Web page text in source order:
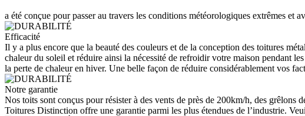
a été conçue pour passer au travers les conditions météorologiques extrêmes et
Efficacité
Il y a plus encore que la beauté des couleurs et de la conception des toitures
chaleur du soleil et réduire ainsi la nécessité de refroidir votre maison pendant
la perte de chaleur en hiver. Une belle façon de réduire considérablement vos
Notre garantie
Nos toits sont conçus pour résister à des vents de près de 200km/h, des
Toitures Distinction offre une garantie parmi les plus étendues de l’industrie.